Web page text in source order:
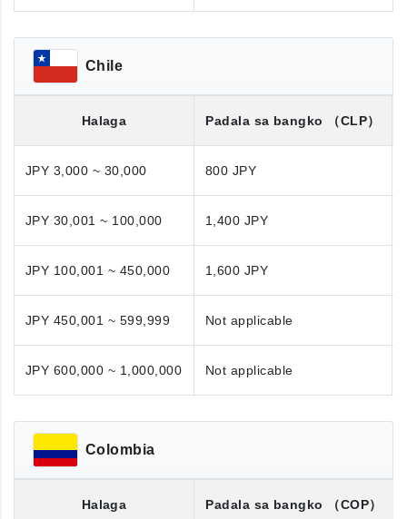
Chile
Halaga Padala sa bangko （CLP）
JPY 3,000 ~ 30,000 800 JPY
JPY 30,001 ~ 100,000 1,400 JPY
JPY 100,001 ~ 450,000 1,600 JPY
JPY 450,001 ~ 599,999 Not applicable
JPY 600,000 ~ 1,000,000 Not applicable
Colombia
Halaga Padala sa bangko （COP）